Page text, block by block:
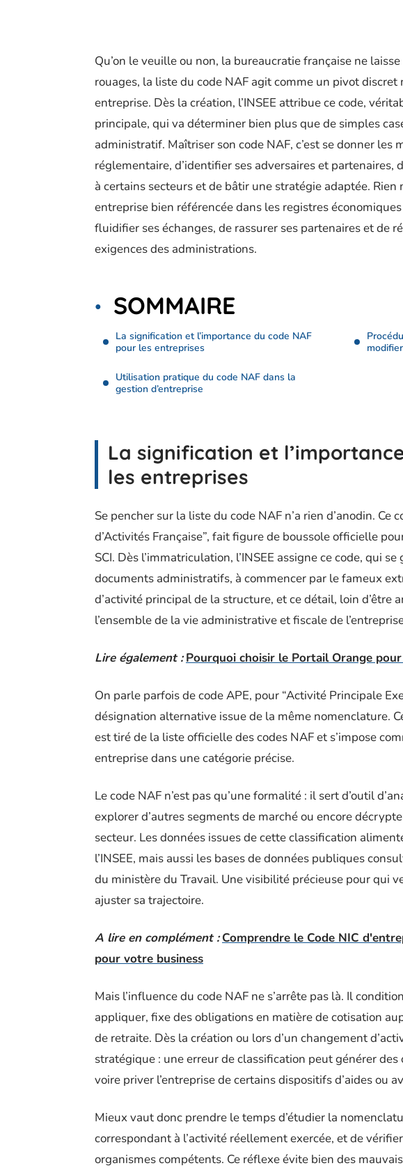
Qu’on le veuille ou non, la bureaucratie française ne
rouages, la liste du code NAF agit comme un pivot
entreprise. Dès la création, l’INSEE attribue ce code,
principale, qui va déterminer bien plus que de simples
administratif. Maîtriser son code NAF, c’est se donner les
réglementaire, d’identifier ses adversaires et partenaires,
à certains secteurs et de bâtir une stratégie adaptée. Rien
entreprise bien référencée dans les registres
fluidifier ses échanges, de rassurer ses partenaires et de
exigences des administrations.
SOMMAIRE
La signification et l’importance du code NAF
pour les entreprises
Utilisation pratique du code NAF dans la
gestion d’entreprise
La signification et
les entreprises
Se pencher sur la liste du code NAF n’a rien d’anodin. Ce
d’Activités Française”, fait figure de boussole officielle
SCI. Dès l’immatriculation, l’INSEE assigne ce code, qui
documents administratifs, à commencer par le fameux
d’activité principal de la structure, et ce détail, loin d’être
l’ensemble de la vie administrative et fiscale de
Lire également : Pourquoi choisir le Portail Orange
On parle parfois de code APE, pour “Activité Principale
désignation alternative issue de la même nomenclature.
est tiré de la liste officielle des codes NAF et s’impose
entreprise dans une catégorie précise.
Le code NAF n’est pas qu’une formalité : il sert d’outil
explorer d’autres segments de marché ou encore
secteur. Les données issues de cette classification
l’INSEE, mais aussi les bases de données publiques
du ministère du Travail. Une visibilité précieuse pour qui
ajuster sa trajectoire.
A lire en complément : Comprendre le Code NIC
pour votre business
Mais l’influence du code NAF ne s’arrête pas là. Il
appliquer, fixe des obligations en matière de cotisation
de retraite. Dès la création ou lors d’un changement
stratégique : une erreur de classification peut générer
voire priver l’entreprise de certains dispositifs d’aides ou
Mieux vaut donc prendre le temps d’étudier la
correspondant à l’activité réellement exercée, et de
organismes compétents. Ce réflexe évite bien des